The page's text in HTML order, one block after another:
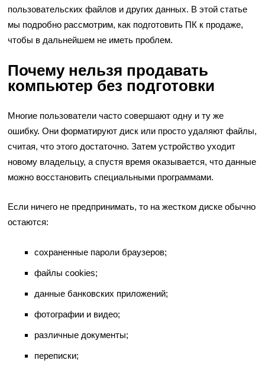
пользовательских файлов и других данных. В этой статье
мы подробно рассмотрим, как подготовить ПК к продаже,
чтобы в дальнейшем не иметь проблем.
Почему нельзя продавать
компьютер без подготовки
Многие пользователи часто совершают одну и ту же
ошибку. Они форматируют диск или просто удаляют файлы,
считая, что этого достаточно. Затем устройство уходит
новому владельцу, а спустя время оказывается, что данные
можно восстановить специальными программами.
Если ничего не предпринимать, то на жестком диске обычно
остаются:
сохраненные пароли браузеров;
файлы cookies;
данные банковских приложений;
фотографии и видео;
различные документы;
переписки;